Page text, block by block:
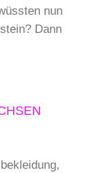
nun
Dann